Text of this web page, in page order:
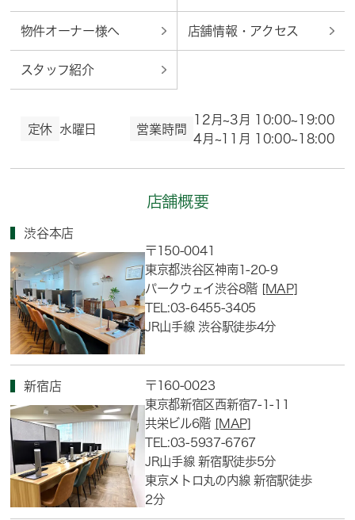
物件オーナー様へ 店舗情報・アクセス
スタッフ紹介
定休 水曜日 営業時間
12月~3月 10:00~19:00
4月~11月 10:00~18:00
店舗概要
渋谷本店
〒150-0041
東京都渋谷区神南1-20-9
パークウェイ渋谷8階 [MAP]
TEL:03-6455-3405
JR山手線 渋谷駅徒歩4分
新宿店
〒160-0023
東京都新宿区西新宿7-1-11
共栄ビル6階 [MAP]
TEL:03-5937-6767
JR山手線 新宿駅徒歩5分
東京メトロ丸の内線 新宿駅徒歩
2分